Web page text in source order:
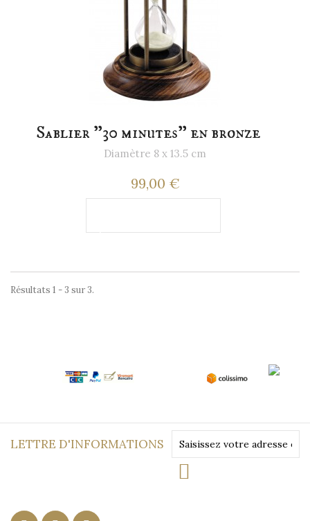
Sablier "30 minutes" en bronze
Diamètre 8 x 13.5 cm
99,00 €
Résultats 1 - 3 sur 3.
LETTRE D'INFORMATIONS